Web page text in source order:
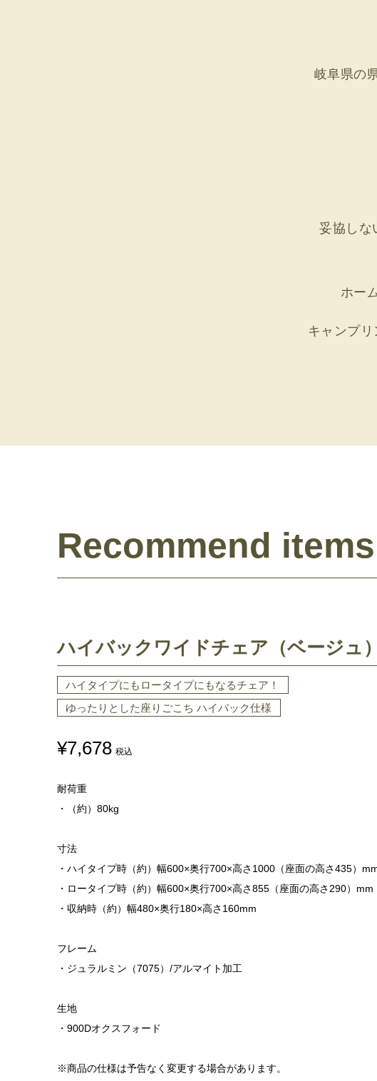
岐阜県の
妥協しな
ホー
キャンプ
Recommend items
ハイバックワイドチェア（ベージュ）
ハイタイプにもロータイプにもなるチェア！
ゆったりとした座りごこち ハイバック仕様
¥7,678 税込
耐荷重
・（約）80kg
寸法
・ハイタイプ時（約）幅600×奥行700×高さ1000（座面の高さ435）
・ロータイプ時（約）幅600×奥行700×高さ855（座面の高さ290）mm
・収納時（約）幅480×奥行180×高さ160mm
フレーム
・ジュラルミン（7075）/アルマイト加工
生地
・900Dオクスフォード
※商品の仕様は予告なく変更する場合があります。